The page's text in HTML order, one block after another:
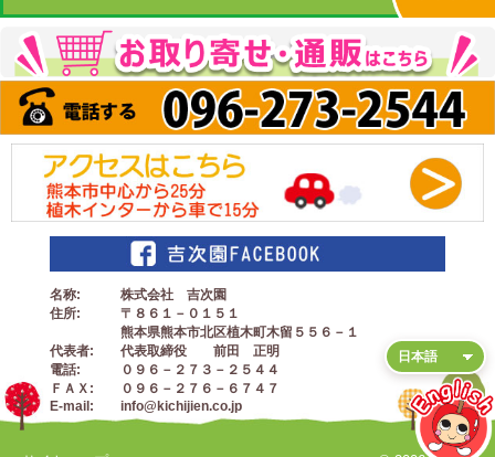
名称
株式会社 吉次園
住所
〒８６１－０１５１
熊本県熊本市北区植木町木留５５６－１
代表者
代表取締役 前田 正明
電話
０９６－２７３－２５４４
ＦＡＸ
０９６－２７６－６７４７
E-mail
info@kichijien.co.jp